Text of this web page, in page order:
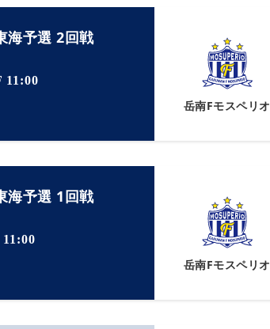
海予選 2回戦
11:00
岳南Fモスペリオ
海予選 1回戦
岳南Fモスペリオ